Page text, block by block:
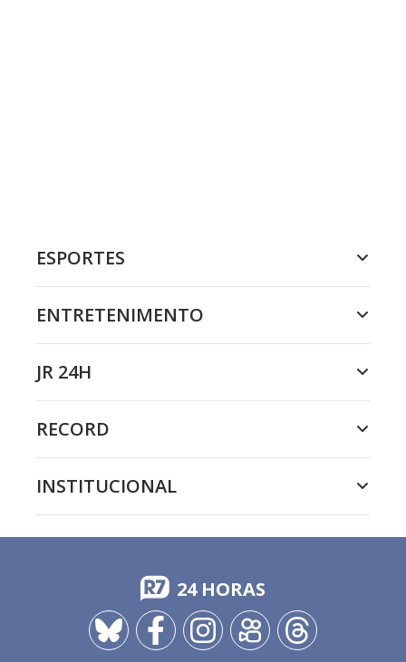
ESPORTES
ENTRETENIMENTO
JR 24H
RECORD
INSTITUCIONAL
24 HORAS